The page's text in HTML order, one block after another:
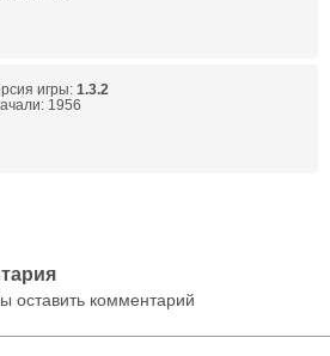
игры: 1.3.2
1956
оставить комментарий